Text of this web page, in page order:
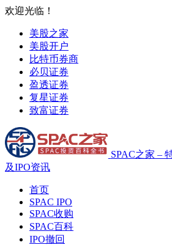
欢迎光临！
美股之家
美股开户
比特币券商
必贝证券
盈透证券
复星证券
致富证券
SPAC之家 –
及IPO资讯
首页
SPAC IPO
SPAC收购
SPAC百科
IPO撤回